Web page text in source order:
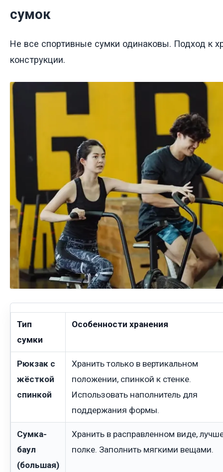
сумок
Не все спортивные сумки одинаковы. Подход к
конструкции.
Тип
сумки
Особенности хранения
Рюкзак с
жёсткой
спинкой
Хранить только в вертикальном
положении, спинкой к стенке.
Использовать наполнитель для
поддержания формы.
Сумка-
баул
(большая)
Хранить в расправленном виде,
полке. Заполнить мягкими вещами.